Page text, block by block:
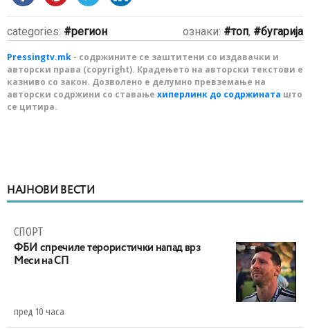
categories: регион ознаки: топ, бугарија
Pressingtv.mk - содржините се заштитени со издавачки и
авторски права (copyright). Крадењето на авторски текстови е
казниво со закон. Дозволено е делумно превземање на
авторски содржини со ставање хиперлинк до содржината што
се цитира.
НАЈНОВИ ВЕСТИ
СПОРТ
ФБИ спречиле терористички напад врз
Меси на СП
пред 10 часа